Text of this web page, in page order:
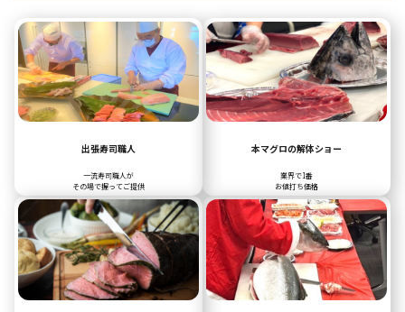
出張寿司職人
一流寿司職人が
その場で握ってご提供
本マグロの解体ショー
業界で1番
お値打ち価格